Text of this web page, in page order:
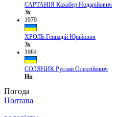
САРТАНІЯ Кахабер Нодарійович
Зх
1979
ХРОЛЬ Геннадій Юрійович
Зх
1984
СОЛЯНИК Руслан Олексійович
Нп
Погода
Полтава